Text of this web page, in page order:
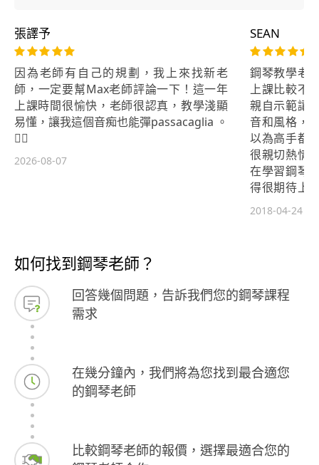
張譯予
因為老師有自己的規劃，我上來找新老
師，一定要幫Max老師評論一下！這一年
上課時間很愉快，老師很認真，教學淺顯
易懂，讓我這個音痴也能彈passacaglia 。
👍🏻
2026-08-07
SEAN
鋼琴教學老
上課比較不
親自示範讓
音和風格，
以為高手都
很親切熱情
在學習鋼琴
得很期待上
都比之前進
2018-04-24
如何找到鋼琴老師？
回答幾個問題，告訴我們您的鋼琴課程
需求
在幾分鐘內，我們將為您找到最合適您
的鋼琴老師
比較鋼琴老師的報價，選擇最適合您的